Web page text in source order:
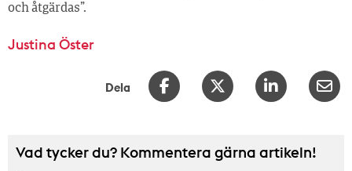
och åtgärdas”.
Justina Öster
Dela
Vad tycker du? Kommentera gärna artikeln!